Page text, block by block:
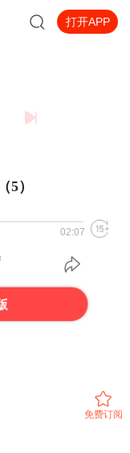
打开APP
5）
02:07
免费订阅